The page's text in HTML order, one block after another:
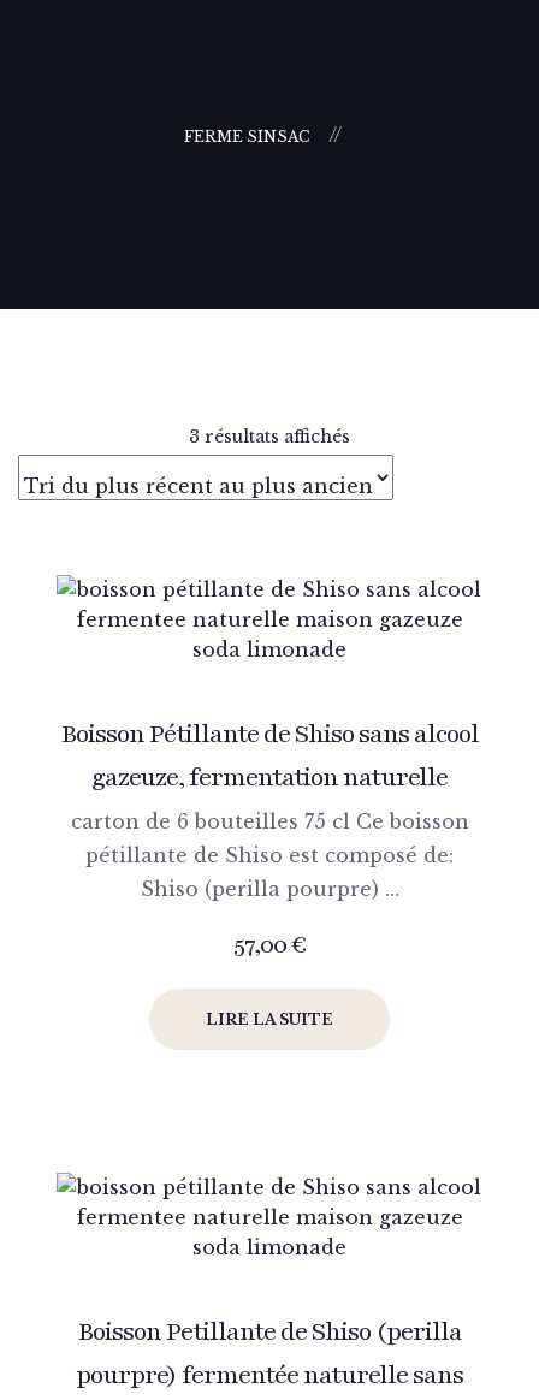
FERME SINSAC
3 résultats affichés
Boisson Pétillante de Shiso sans alcool
gazeuze, fermentation naturelle
carton de 6 bouteilles 75 cl Ce boisson
pétillante de Shiso est composé de:
Shiso (perilla pourpre) …
57,00€
LIRE LA SUITE
Boisson Petillante de Shiso (perilla
pourpre) fermentée naturelle sans